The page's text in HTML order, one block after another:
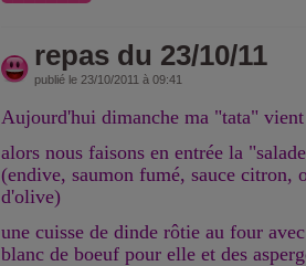
repas du 23/10/11
publié le 23/10/2011 à 09:41
Aujourd'hui dimanche ma "tata"
alors nous faisons en entrée la
(endive, saumon fumé, sauce citron,
d'olive)
une cuisse de dinde rôtie au four
blanc de boeuf pour elle et des